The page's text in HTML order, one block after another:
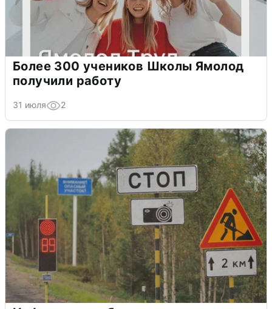
Более 300 учеников Школы Ямолод
получили работу
31 июля 2